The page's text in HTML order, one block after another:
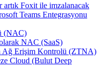
Foxit ile imzalanacak
Teams Entegrasyonu
(NAC)
NAC (SaaS)
Ağ Erişim Kontrolü (ZTNA)
Cloud (Bulut Deep